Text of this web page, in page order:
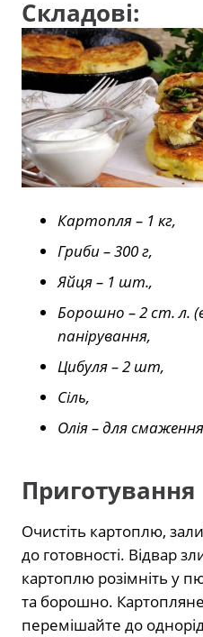
Складові:
Картопля – 1 кг,
Гриби – 300 г,
Яйця – 1 шт.,
Борошно – 2 ст. л.
панірування,
Цибуля – 2 шт,
Сіль,
Олія – для
Приготування
Очистіть картоплю,
до готовності. Відвар
картоплю розімніть у
та борошно. Картопляне
перемішайте до